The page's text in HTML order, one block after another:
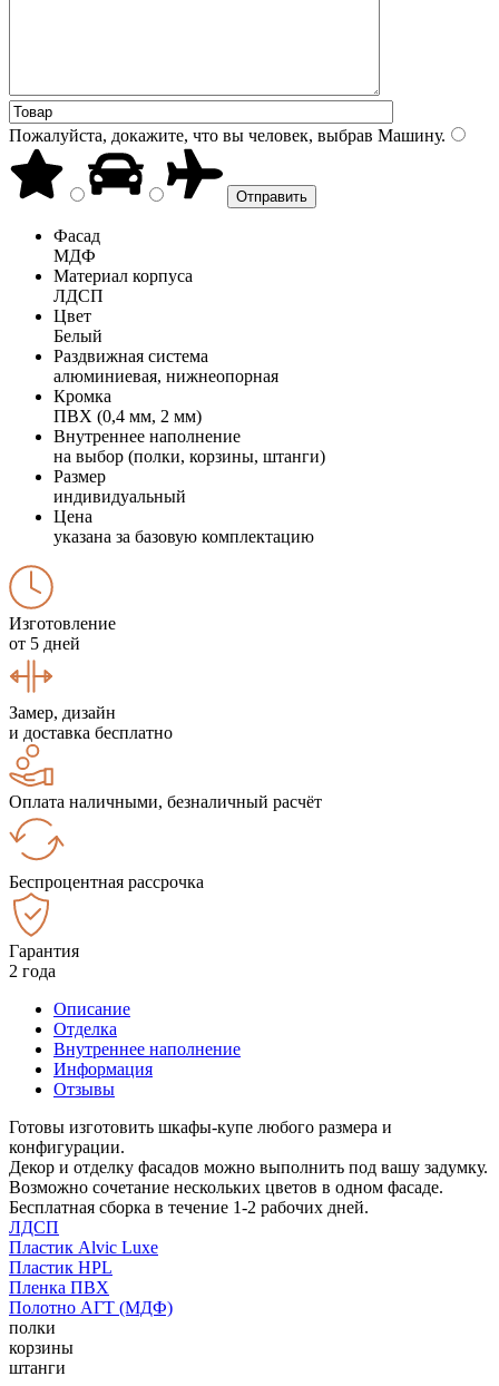
Пожалуйста, докажите, что вы человек, выбрав Машину.
Фасад
МДФ
Материал корпуса
ЛДСП
Цвет
Белый
Раздвижная система
алюминиевая, нижнеопорная
Кромка
ПВХ (0,4 мм, 2 мм)
Внутреннее наполнение
на выбор (полки, корзины, штанги)
Размер
индивидуальный
Цена
указана за базовую комплектацию
Изготовление
от 5 дней
Замер, дизайн
и доставка бесплатно
Оплата наличными, безналичный расчёт
Беспроцентная рассрочка
Гарантия
2 года
Описание
Отделка
Внутреннее наполнение
Информация
Отзывы
Готовы изготовить шкафы-купе любого размера и
конфигурации.
Декор и отделку фасадов можно выполнить под вашу задумку.
Возможно сочетание нескольких цветов в одном фасаде.
Бесплатная сборка в течение 1-2 рабочих дней.
ЛДСП
Пластик Alvic Luxe
Пластик HPL
Пленка ПВХ
Полотно АГТ (МДФ)
полки
корзины
штанги